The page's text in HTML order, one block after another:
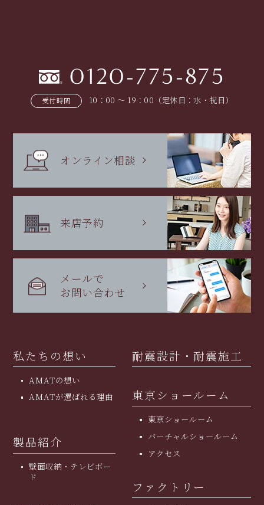
0120-775-875
受付時間 10：00 〜 19：00（定休日：水・祝日）
オンライン相談
来店予約
メールで
お問い合わせ
私たちの想い
AMATの想い
AMATが選ばれる理由
製品紹介
壁面収納・テレビボー
ド
耐震設計・耐震施工
東京ショールーム
東京ショールーム
バーチャルショールーム
アクセス
ファクトリー